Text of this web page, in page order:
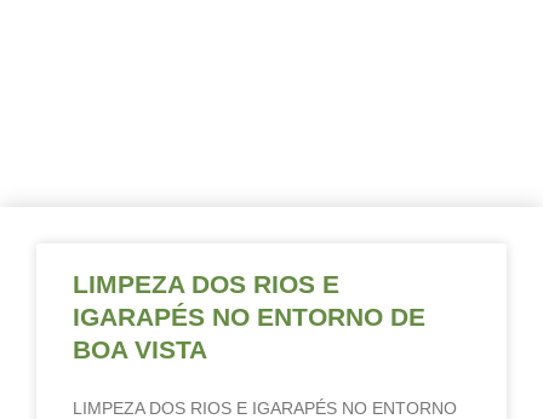
LIMPEZA DOS RIOS E
IGARAPÉS NO ENTORNO DE
BOA VISTA
LIMPEZA DOS RIOS E IGARAPÉS NO ENTORNO